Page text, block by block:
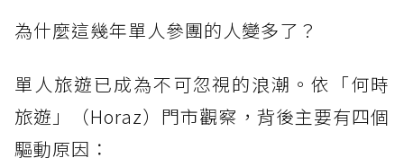
為什麼這幾年單人參團的人變多了？
單人旅遊已成為不可忽視的浪潮。依「何時
旅遊」（Horaz）門市觀察，背後主要有四個
驅動原因：